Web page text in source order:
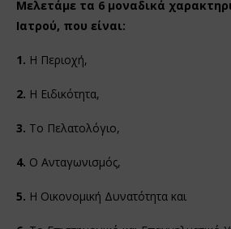
Μελετάμε τα 6 μοναδικά
Ιατρού, που είναι:
1. Η Περιοχή,
2. Η Ειδικότητα,
3. Το Πελατολόγιο,
4. Ο Ανταγωνισμός,
5. Η Οικονομική Δυνατότητα και